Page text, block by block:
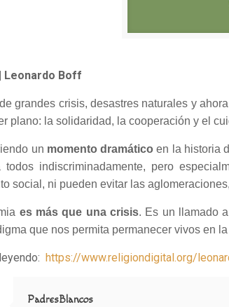
| Leonardo Boff
grandes crisis, desastres naturales y
plano: la solidaridad, la cooperación y el
un momento dramático en la historia
todos indiscriminadamente, pero
social, ni pueden evitar las
es más que una crisis. Es un llamado
que nos permita permanecer vivos en
https://www.religiondigital.org/
PadresBlancos